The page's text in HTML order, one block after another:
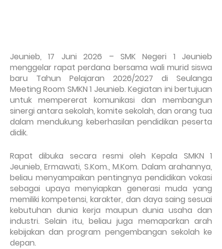
Jeunieb, 17 Juni 2026 – SMK Negeri 1 Jeunieb
menggelar rapat perdana bersama wali murid siswa
baru Tahun Pelajaran 2026/2027 di Seulanga
Meeting Room SMKN 1 Jeunieb. Kegiatan ini bertujuan
untuk mempererat komunikasi dan membangun
sinergi antara sekolah, komite sekolah, dan orang tua
dalam mendukung keberhasilan pendidikan peserta
didik.
Rapat dibuka secara resmi oleh Kepala SMKN 1
Jeunieb, Ermawati, S.Kom., M.Kom. Dalam arahannya,
beliau menyampaikan pentingnya pendidikan vokasi
sebagai upaya menyiapkan generasi muda yang
memiliki kompetensi, karakter, dan daya saing sesuai
kebutuhan dunia kerja maupun dunia usaha dan
industri. Selain itu, beliau juga memaparkan arah
kebijakan dan program pengembangan sekolah ke
depan.